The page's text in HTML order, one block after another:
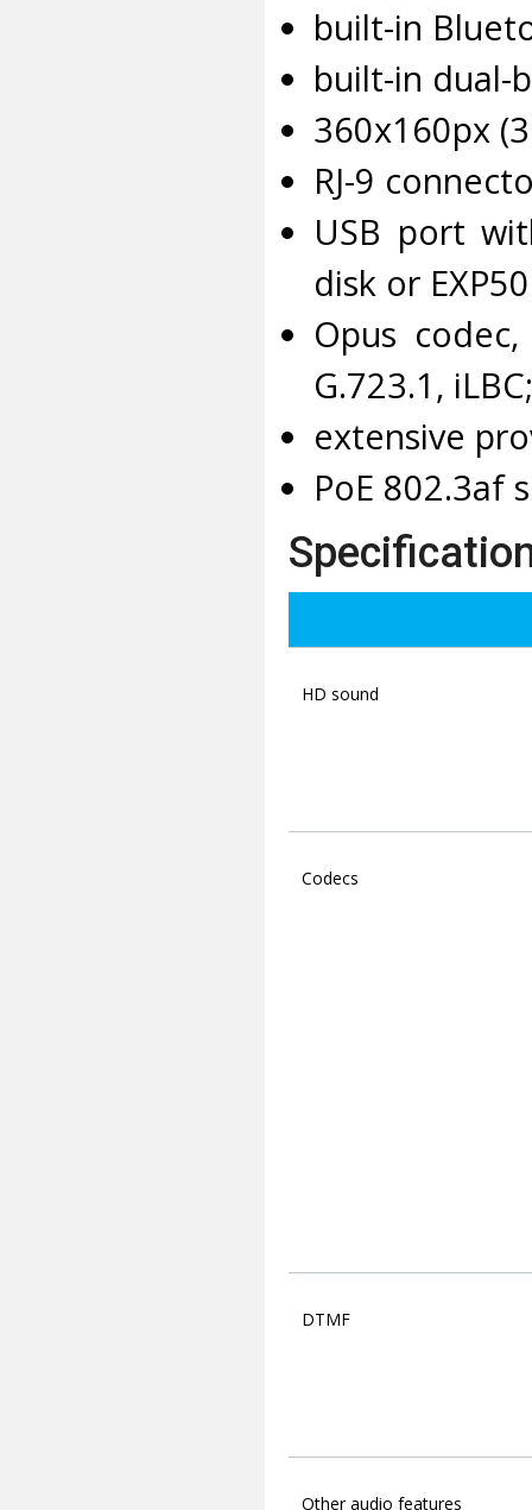
built-in
built-in dual-
360x160px
RJ-9
USB port
disk or
Opus
G.723.1, iLBC;
extensive
PoE 802.3af
HD sound
Codecs
DTMF
Other audio features